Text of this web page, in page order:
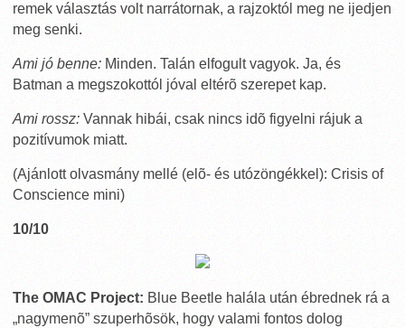
remek választás volt narrátornak, a rajzoktól meg ne ijedjen
meg senki.
Ami jó benne: Minden. Talán elfogult vagyok. Ja, és
Batman a megszokottól jóval eltérõ szerepet kap.
Ami rossz: Vannak hibái, csak nincs idõ figyelni rájuk a
pozitívumok miatt.
(Ajánlott olvasmány mellé (elõ- és utózöngékkel): Crisis of
Conscience mini)
10/10
The OMAC Project: Blue Beetle halála után ébrednek rá a
„nagymenõ” szuperhõsök, hogy valami fontos dolog